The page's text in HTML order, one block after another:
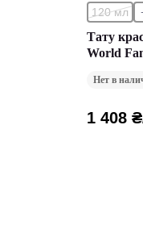
120 мл
Тату
World
Нет в
1 408 ₴